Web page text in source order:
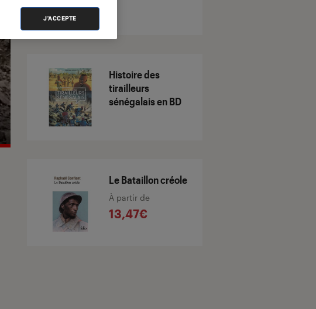
Histoire des
tirailleurs
sénégalais en BD
Le Bataillon créole
À partir de
13,47€
J'ACCEPTE